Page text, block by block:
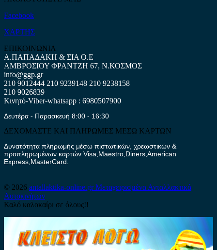
Facebook
ΧΑΡΤΗΣ
ΕΠΙΚΟΙΝΩΝΙΑ
Α.ΠΑΠΑΔΑΚΗ & ΣΙΑ Ο.Ε
ΑΜΒΡΟΣΙΟΥ ΦΡΑΝΤΖΗ 67, Ν.ΚΟΣΜΟΣ
info@ggp.gr
210 9012444 210 9239148 210 9238158
210 9026839
Κινητό-Viber-whatsapp : 6980507900
Δευτέρα - Παρασκευή 8:00 - 16:30
ΔΕΧΟΜΑΣΤΕ ΚΑΙ ΠΛΗΡΩΜΕΣ ΜΕΣΩ ΚΑΡΤΩΝ
Δυνατότητα πληρωμής μέσω πιστωτικών, χρεωστικών &
προπληρωμένων καρτών Visa,Maestro,Diners,American
Express,MasterCard.
© 2026 antallaktika-online.grΜεταχειρισμένα Ανταλλακτικά
Αυτοκινήτων
Καλό καλοκαίρι σε όλους!!